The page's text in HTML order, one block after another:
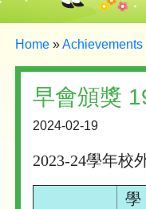
Home »Achievements
早會頒獎
2024-02-19
2023-24學年校
學